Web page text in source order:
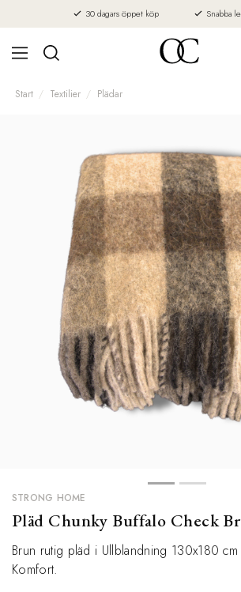
30 dagars öppet köp Snabba
Start Textilier Plädar
STRONG HOME
Pläd Chunky Buffalo Check
Brun rutig pläd i Ullblandning 130x180
Komfort.